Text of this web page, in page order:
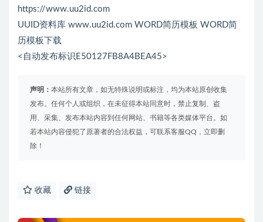
https://www.uu2id.com
UUID资料库 www.uu2id.com WORD简历模板 WORD简
历模板下载
<自动发布标识E50127FB8A4BEA45>
声明： 本站所有文章，如无特殊说明或标注，均为本站原创收集
发布。任何个人或组织，在未征得本站同意时，禁止复制、盗
用、采集、发布本站内容到任何网站、书籍等各类媒体平台。如
若本站内容侵犯了原著者的合法权益，可联系客服QQ，立即删
除！
收藏 链接